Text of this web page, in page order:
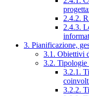
2.4.2.
2.4.3.
3. Pianificazione,
3.1. Obiettivi
3.2. Tipologie
3.2.1.
3.2.2.